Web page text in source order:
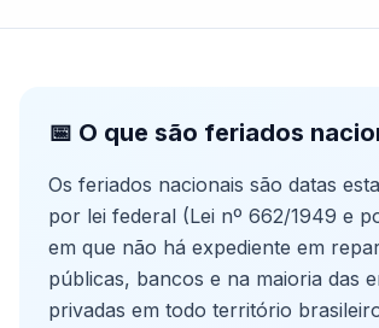
📅 O que são feriados
Os feriados nacionais são datas
por lei federal (Lei nº 662/1949 e
em que não há expediente em
públicas, bancos e na maioria das
privadas em todo território